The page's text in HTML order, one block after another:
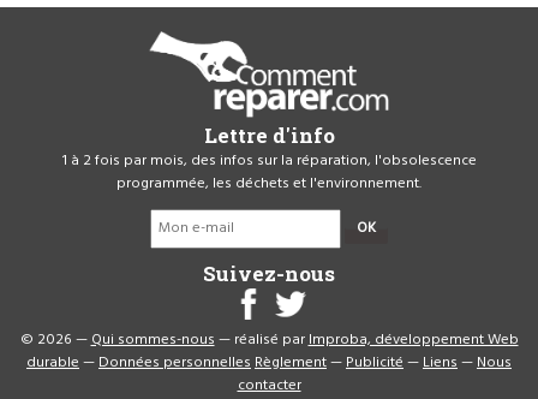
Lettre d'info
1 à 2 fois par mois, des infos sur la réparation, l'obsolescence
programmée, les déchets et l'environnement.
OK
Suivez-nous
© 2026 —Qui sommes-nous— réalisé parImproba, développement Web
durable—Données personnellesRèglement—Publicité—Liens—Nous
contacter